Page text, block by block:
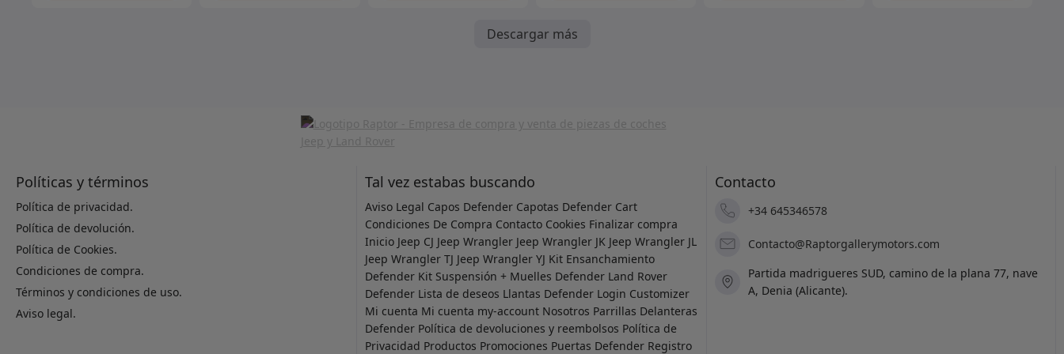
Descargar más
Políticas y términos
Política de privacidad.
Política de devolución.
Política de Cookies.
Condiciones de compra.
Términos y condiciones de uso.
Aviso legal.
Tal vez estabas buscando
Aviso Legal Capos Defender Capotas Defender Cart
Condiciones De Compra Contacto Cookies Finalizar compra
Inicio Jeep CJ Jeep Wrangler Jeep Wrangler JK Jeep Wrangler JL
Jeep Wrangler TJ Jeep Wrangler YJ Kit Ensanchamiento
Defender Kit Suspensión + Muelles Defender Land Rover
Defender Lista de deseos Llantas Defender Login Customizer
Mi cuenta Mi cuenta my-account Nosotros Parrillas Delanteras
Defender Política de devoluciones y reembolsos Política de
Privacidad Productos Promociones Puertas Defender Registro
Contacto
+34 645346578
Contacto@Raptorgallerymotors.com
Partida madrigueres SUD, camino de la plana 77, nave
A, Denia (Alicante).